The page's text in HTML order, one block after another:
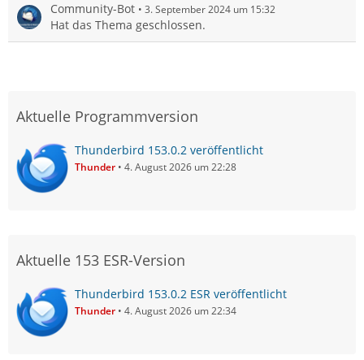
Community-Bot 3. September 2024 um 15:32
Hat das Thema geschlossen.
Aktuelle Programmversion
Thunderbird 153.0.2 veröffentlicht
Thunder 4. August 2026 um 22:28
Aktuelle 153 ESR-Version
Thunderbird 153.0.2 ESR veröffentlicht
Thunder 4. August 2026 um 22:34